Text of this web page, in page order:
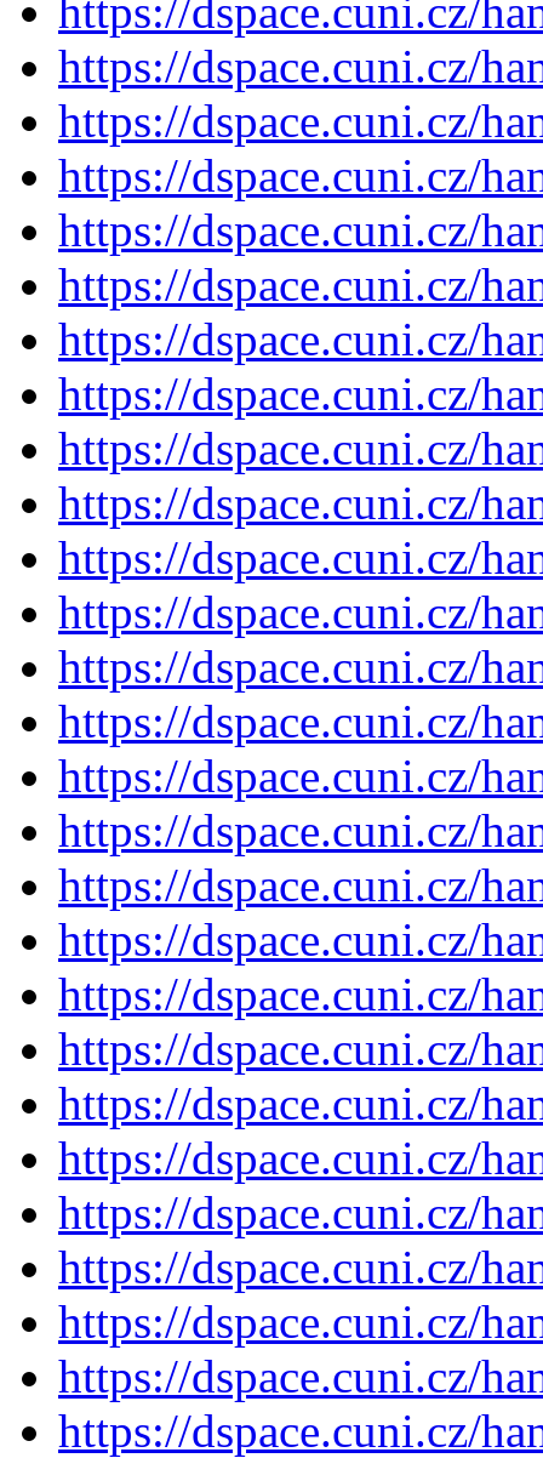
https://dspace.cuni.cz/
https://dspace.cuni.cz/
https://dspace.cuni.cz/
https://dspace.cuni.cz/
https://dspace.cuni.cz/
https://dspace.cuni.cz/
https://dspace.cuni.cz/
https://dspace.cuni.cz/
https://dspace.cuni.cz/
https://dspace.cuni.cz/
https://dspace.cuni.cz/
https://dspace.cuni.cz/
https://dspace.cuni.cz/
https://dspace.cuni.cz/
https://dspace.cuni.cz/
https://dspace.cuni.cz/
https://dspace.cuni.cz/
https://dspace.cuni.cz/
https://dspace.cuni.cz/
https://dspace.cuni.cz/
https://dspace.cuni.cz/
https://dspace.cuni.cz/
https://dspace.cuni.cz/
https://dspace.cuni.cz/
https://dspace.cuni.cz/
https://dspace.cuni.cz/
https://dspace.cuni.cz/